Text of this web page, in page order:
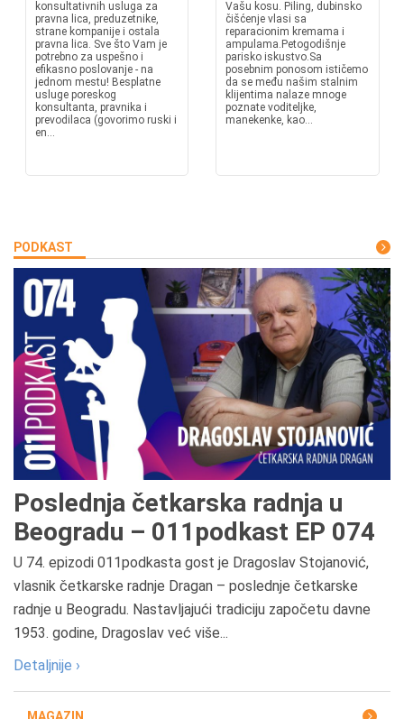
konsultativnih usluga za
pravna lica, preduzetnike,
strane kompanije i ostala
pravna lica. Sve što Vam je
potrebno za uspešno i
efikasno poslovanje - na
jednom mestu! Besplatne
usluge poreskog
konsultanta, pravnika i
prevodilaca (govorimo ruski i
en...
Vašu kosu. Piling, dubinsko
čišćenje vlasi sa
reparacionim kremama i
ampulama.Petogodišnje
parisko iskustvo.Sa
posebnim ponosom ističemo
da se među našim stalnim
klijentima nalaze mnoge
poznate voditeljke,
manekenke, kao...
PODKAST
Poslednja četkarska radnja u
Beogradu – 011podkast EP 074
U 74. epizodi 011podkasta gost je Dragoslav Stojanović,
vlasnik četkarske radnje Dragan – poslednje četkarske
radnje u Beogradu. Nastavljajući tradiciju započetu davne
1953. godine, Dragoslav već više...
Detaljnije ›